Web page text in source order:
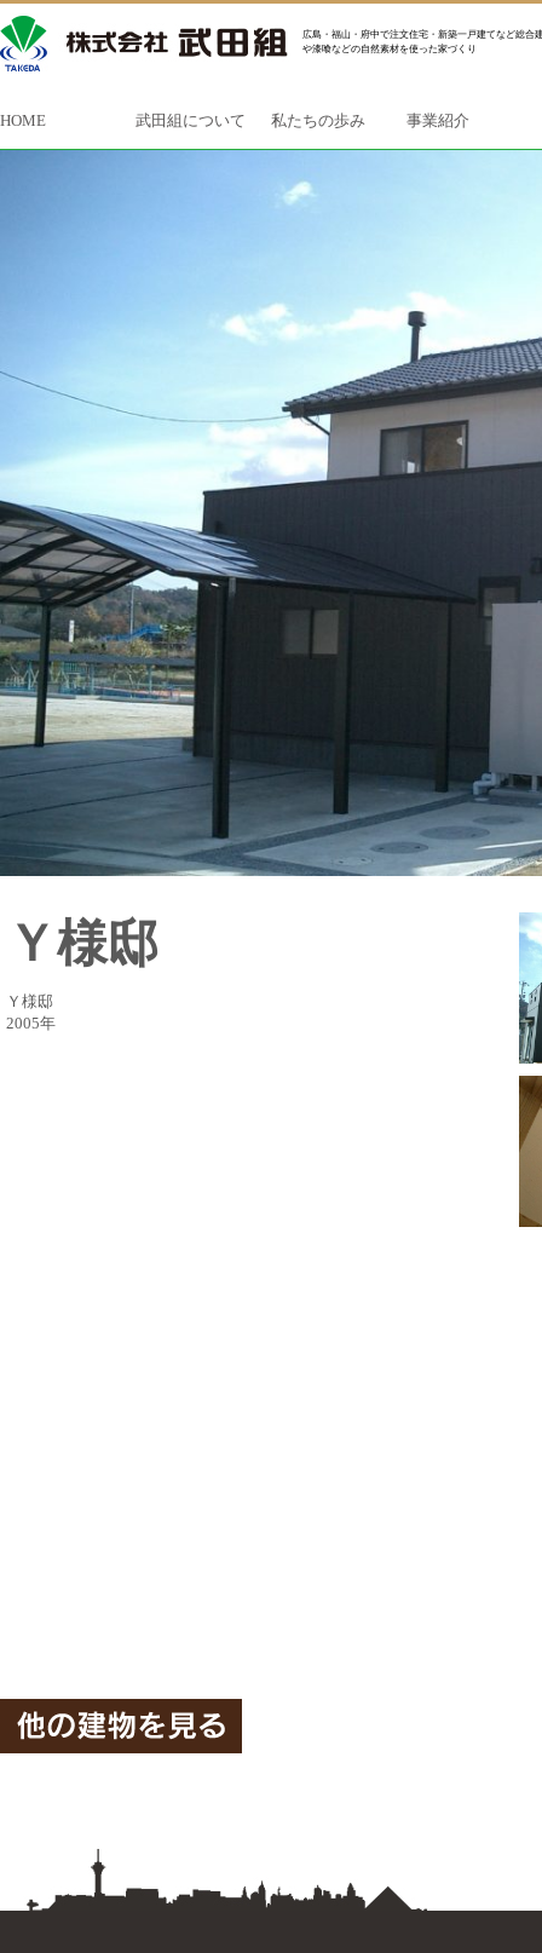
広島・福山・府中で注文住宅・新築一戸建てなど総合
や漆喰などの自然素材を使った家づくり
HOME 武田組について 私たちの歩み 事業紹介
Ｙ様邸
Ｙ様邸
2005年